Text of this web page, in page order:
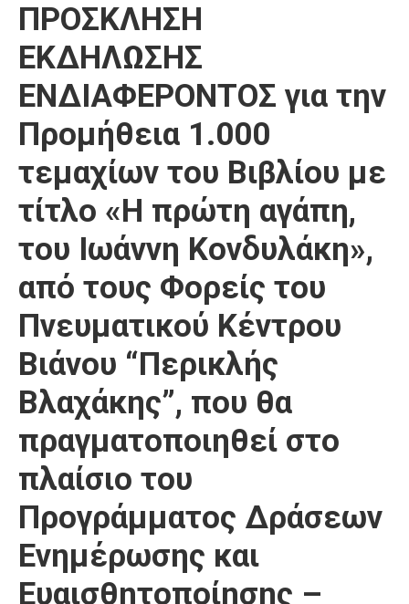
Επικοινωνία
ΠΡΟΣΚΛΗΣΗ
ΕΚΔΗΛΩΣΗΣ
ΕΝΔΙΑΦΕΡΟΝΤΟΣ για την
Προμήθεια 1.000
τεμαχίων του Βιβλίου με
τίτλο «Η πρώτη αγάπη,
του Ιωάννη Κονδυλάκη»,
από τους Φορείς του
Πνευματικού Κέντρου
Βιάνου “Περικλής
Βλαχάκης”, που θα
πραγματοποιηθεί στο
πλαίσιο του
Προγράμματος Δράσεων
Ενημέρωσης και
Ευαισθητοποίησης –